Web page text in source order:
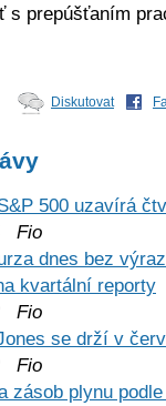
s prepúšťaním
Diskutovat
500 uzavírá
Fio
dnes bez
kvartální reporty
Fio
se drží v
Fio
zásob plynu